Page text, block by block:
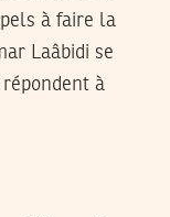
à faire la
Laâbidi se
à